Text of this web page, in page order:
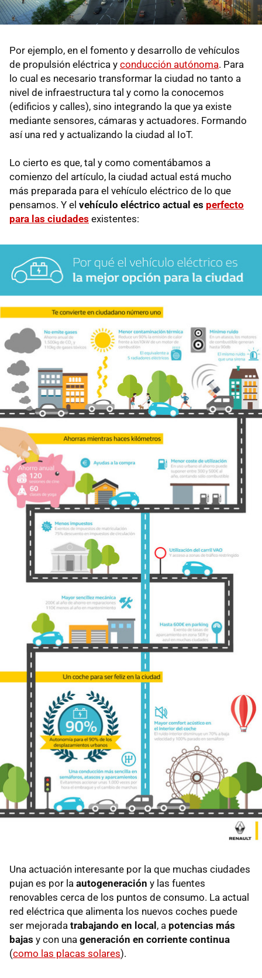
Por ejemplo, en el fomento y desarrollo de vehículos
de propulsión eléctrica y conducción autónoma. Para
lo cual es necesario transformar la ciudad no tanto a
nivel de infraestructura tal y como la conocemos
(edificios y calles), sino integrando la que ya existe
mediante sensores, cámaras y actuadores. Formando
así una red y actualizando la ciudad al IoT.
Lo cierto es que, tal y como comentábamos a
comienzo del artículo, la ciudad actual está mucho
más preparada para el vehículo eléctrico de lo que
pensamos. Y el vehículo eléctrico actual es perfecto
para las ciudades existentes:
Una actuación interesante por la que muchas ciudades
pujan es por la autogeneración y las fuentes
renovables cerca de los puntos de consumo. La actual
red eléctrica que alimenta los nuevos coches puede
ser mejorada trabajando en local, a potencias más
bajas y con una generación en corriente continua
(como las placas solares).